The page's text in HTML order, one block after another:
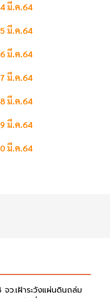
มี.ค.64
มี.ค.64
มี.ค.64
มี.ค.64
มี.ค.64
มี.ค.64
มี.ค.64
จว.เฝ้าระวังแผ่นดินถล่ม